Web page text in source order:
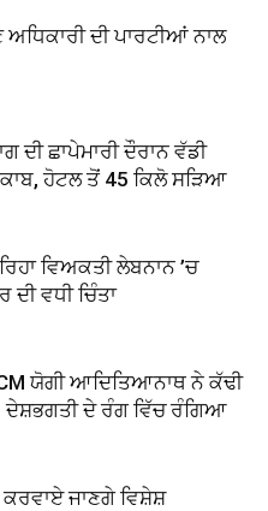
ਦੀ ਪਾਰਟੀਆਂ ਨਾਲ
ਦੀ ਛਾਪੇਮਾਰੀ ਦੌਰਾਨ ਵੱਡੀ
ਹੋਟਲ ਤੋਂ 45 ਕਿਲੋ ਸੜਿਆ
ਵਿਅਕਤੀ ਲੇਬਨਾਨ ’ਚ
ਦੀ ਵਧੀ ਚਿੰਤਾ
ਯੋਗੀ ਆਦਿਤਿਆਨਾਥ ਨੇ ਕੱਢੀ
ਦੇਸ਼ਭਗਤੀ ਦੇ ਰੰਗ ਵਿੱਚ ਰੰਗਿਆ
ਜਾਣਗੇ ਵਿਸ਼ੇਸ਼